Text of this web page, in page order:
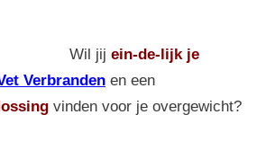
Wil jij ein-de-lijk je
Verbranden en een
vinden voor je overgewicht?